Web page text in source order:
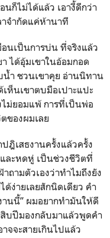
ก็ไม่ได้แล้ว เอางี้ดีกว่า
จำกัดแค่ห้านาที
นเป็นการบ่น ที่จริงแล้ว
ได้อุ้มเขาในอ้อมกอด
ำ ชวนเขาคุย อ่านนิทาน
เห็นเขาตบมือเปาะแปะ
ไม่ยอมแพ้ การที่เป็นพ่อ
ของผมเลย
ฎิเสธงานครั้งแล้วครั้ง
ละหดหู่ เป็นช่วงชีวิตที่
ถามตัวเองว่าทำไมถึงยัง
ง่ายเลยสักนิดเดียว คำ
านนี้” ผมอยากทำมันให้ดี
บปีมองกลับมาแล้วพูดคำ
จจะสายเกินไปแล้ว